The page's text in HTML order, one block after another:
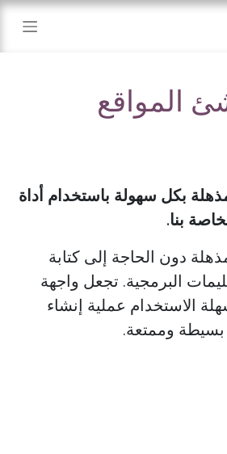
المحتوى
المواقع
بكل سهولة باستخدام أداة
بنا.
دون الحاجة إلى كتابة
البرمجية. تجعل واجهة
الاستخدام عملية إنشاء
بسيطة وممتعة.